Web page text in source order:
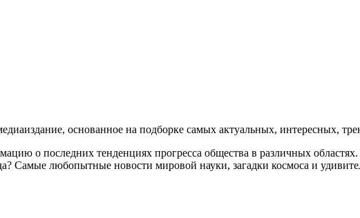
основанное на подборке самых актуальных, интересных,
о последних тенденциях прогресса общества в различных
Самые любопытные новости мировой науки, загадки космоса и